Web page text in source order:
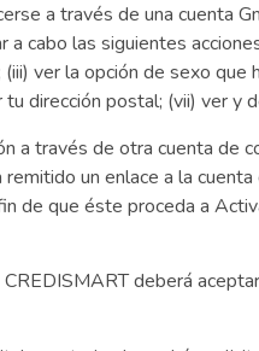
a través de una cuenta
cabo las siguientes
ver la opción de sexo
dirección postal; (vii) ver
a través de otra cuenta de
un enlace a la
de que éste proceda a
deberá